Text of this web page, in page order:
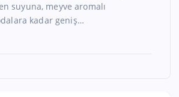
suyuna, meyve aromalı
kadar geniş…